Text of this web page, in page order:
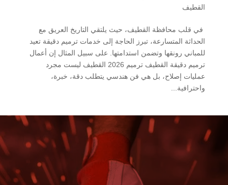
القطيف
في قلب محافظة القطيف، حيث يلتقي التاريخ العريق مع
الحداثة المتسارعة، تبرز الحاجة إلى خدمات ترميم دقيقة تعيد
للمباني رونقها وتضمن استدامتها. على سبيل المثال إن أعمال
ترميم دقيقة القطيف ترميم 2026 القطيف ليست مجرد
عمليات إصلاح، بل هي فن هندسي يتطلب دقة، خبرة،
واحترافية...